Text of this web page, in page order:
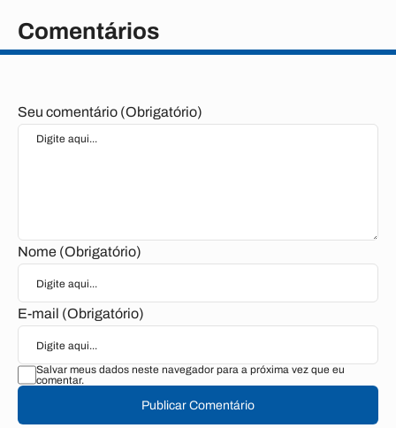
Comentários
Seu comentário (Obrigatório)
Nome (Obrigatório)
E-mail (Obrigatório)
Salvar meus dados neste navegador para a próxima vez que eu
comentar.
Publicar Comentário